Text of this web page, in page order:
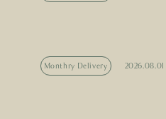
Monthry Delivery 2026.08.01